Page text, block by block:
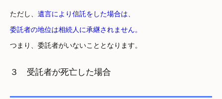
ただし、 遺言により信託をした場合は、
委託者の地位は相続人に承継されません。
つまり、委託者がいないこととなります。
３ 受託者が死亡した場合